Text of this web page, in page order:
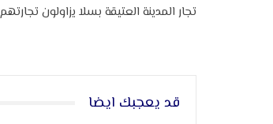
تجار المدينة العتيقة بسلا يزاولون
قد يعجبك ايضا